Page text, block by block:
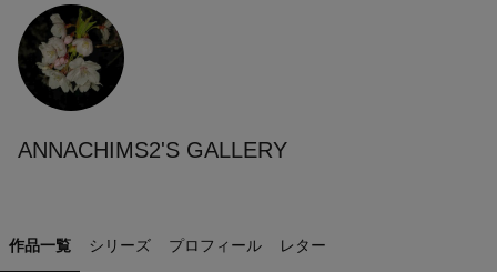
ANNACHIMS2'S GALLERY
作品一覧 シリーズ プロフィール レター